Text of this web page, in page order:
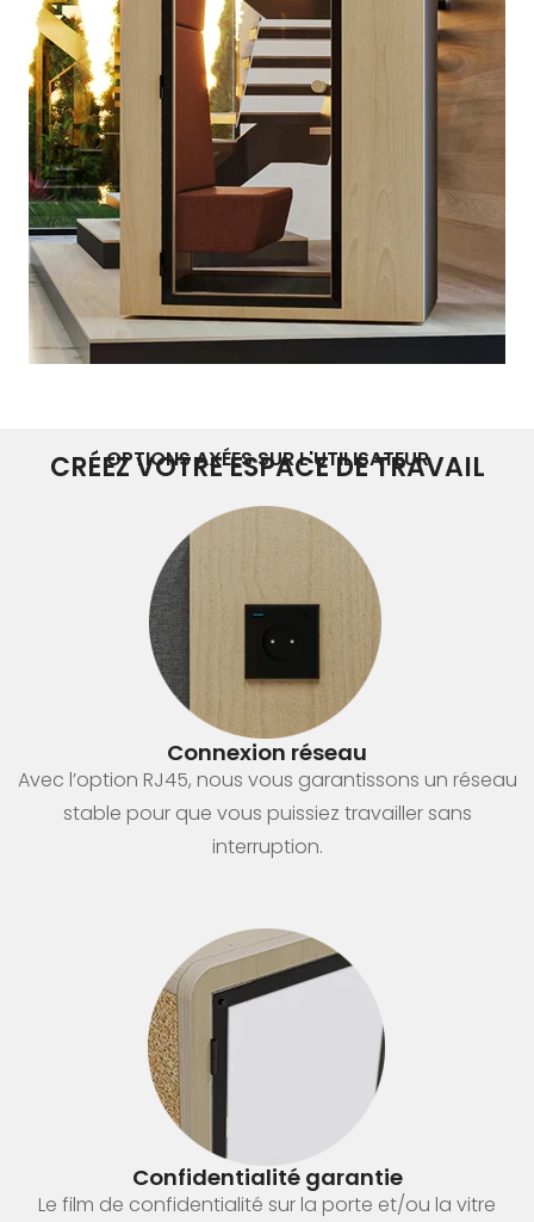
OPTIONS AXÉES SUR L'UTILISATEUR
CRÉEZ VOTRE ESPACE DE TRAVAIL
Connexion réseau
Avec l’option RJ45, nous vous garantissons un réseau
stable pour que vous puissiez travailler sans
interruption.
Confidentialité garantie
Le film de confidentialité sur la porte et/ou la vitre